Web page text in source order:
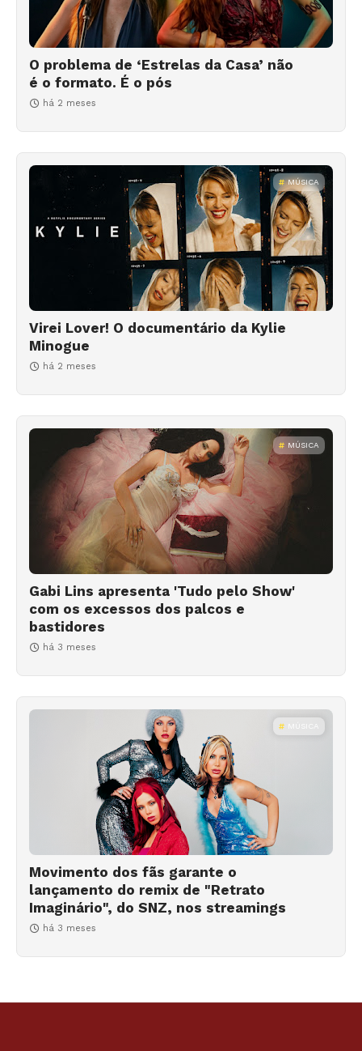
O problema de ‘Estrelas da Casa’ não
é o formato. É o pós
há 2 meses
MÚSICA
Virei Lover! O documentário da Kylie
Minogue
há 2 meses
MÚSICA
Gabi Lins apresenta 'Tudo pelo Show'
com os excessos dos palcos e
bastidores
há 3 meses
MÚSICA
Movimento dos fãs garante o
lançamento do remix de "Retrato
Imaginário", do SNZ, nos streamings
há 3 meses